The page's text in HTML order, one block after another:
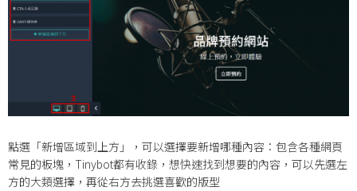
點選「新增區域到上方」，可以選擇要新增哪種內容：包含各種網頁
常見的板塊，Tinybot都有收錄，想快速找到想要的內容，可以先選左
方的大類選擇，再從右方去挑選喜歡的版型